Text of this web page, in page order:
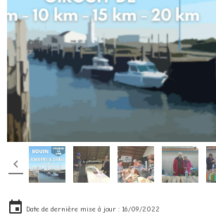
Date de dernière mise à jour : 16/09/2022